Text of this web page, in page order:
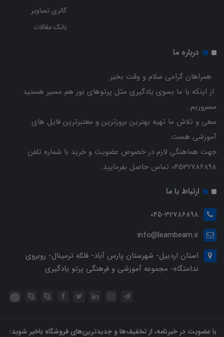
گالری تصاویر
بانک مقالات
درباره ما
همراهان گرامی سلام و وقت بخیر.
از اینکه با ما بسوی یادگیری مثل پرتوهای نور هم مسیر هستید
مسروریم .
سعی و تلاش ما تهیه بهترین بروزترین و معتبرترین فایل های
آموزشی هست.
جهت هماهنگی لازم در خصوص عضویت و خرید با شماره تلفن
04532786898 تماس حاصل بفرمایید.
ارتباط با ما
045-32786898
info@learnbeam.ir
استان اردبیل- شهرستان پارس آباد- فلکه ترمینال- روبروی
ندامتگاه- مجموعه آموزشی و فرهنگی پرتو یادگیری
با عضویت در خبرنامه، از تخفیف‌ها و جدیدترین‌های فروشگاه باخبر شوید: